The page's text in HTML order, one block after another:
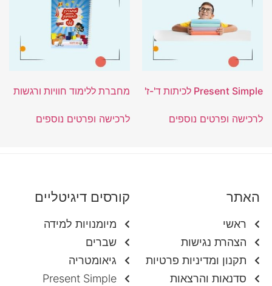
Present Simple לכיתות ד'-ז'
לרכישה ופרטים נוספים
מחברת ללימוד חוויות ורגשות
לרכישה ופרטים נוספים
האתר
ראשי
הצהרת נגישות
תקנון ומדיניות פרטיות
סדנאות והרצאות
קורסים דיגיטליים
מיומנויות למידה
שברים
גיאומטריה
Present Simple